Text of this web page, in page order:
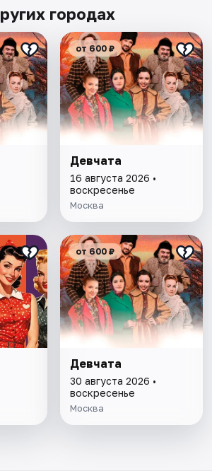
городах
от 600 ₽
Девчата
16 августа 2026 •
воскресенье
Москва
от 600 ₽
Девчата
30 августа 2026 •
воскресенье
Москва